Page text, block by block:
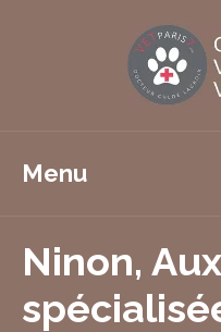
Menu
Ninon,